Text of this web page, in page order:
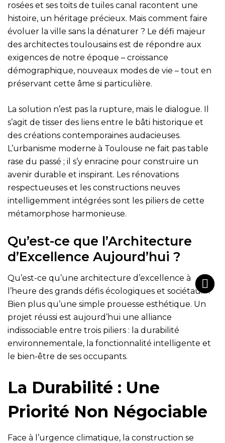
rosées et ses toits de tuiles canal racontent une
histoire, un héritage précieux. Mais comment faire
évoluer la ville sans la dénaturer ? Le défi majeur
des architectes toulousains est de répondre aux
exigences de notre époque – croissance
démographique, nouveaux modes de vie – tout en
préservant cette âme si particulière.
La solution n’est pas la rupture, mais le dialogue. Il
s’agit de tisser des liens entre le bâti historique et
des créations contemporaines audacieuses.
L’urbanisme moderne à Toulouse ne fait pas table
rase du passé ; il s’y enracine pour construire un
avenir durable et inspirant. Les rénovations
respectueuses et les constructions neuves
intelligemment intégrées sont les piliers de cette
métamorphose harmonieuse.
Qu’est-ce que l’Architecture
d’Excellence Aujourd’hui ?
Qu’est-ce qu’une architecture d’excellence à
l’heure des grands défis écologiques et sociétaux ?
Bien plus qu’une simple prouesse esthétique. Un
projet réussi est aujourd’hui une alliance
indissociable entre trois piliers : la durabilité
environnementale, la fonctionnalité intelligente et
le bien-être de ses occupants.
La Durabilité : Une
Priorité Non Négociable
Face à l’urgence climatique, la construction se